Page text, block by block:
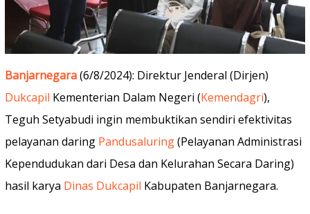
Banjarnegara(6/8/2024): Direktur Jenderal (Dirjen)
Dukcapil Kementerian Dalam Negeri (Kemendagri),
Teguh Setyabudi ingin membuktikan sendiri efektivitas
pelayanan daring Pandusaluring(Pelayanan Administrasi
Kependudukan dari Desa dan Kelurahan Secara Daring)
hasil karya Dinas Dukcapil Kabupaten Banjarnegara.